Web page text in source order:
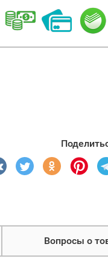
Вопросы о